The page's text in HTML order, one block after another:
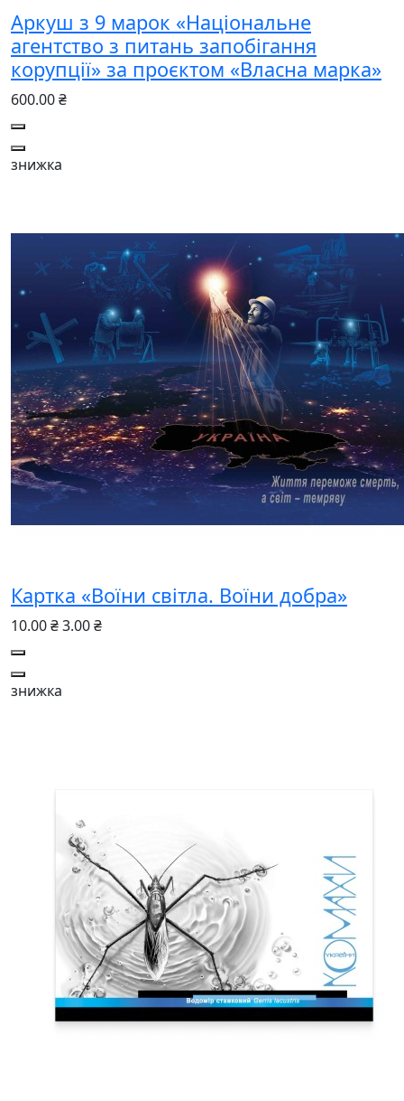
Аркуш з 9 марок «Національне
агентство з питань запобігання
корупції» за проєктом «Власна марка»
600.00 ₴
знижка
Картка «Воїни світла. Воїни добра»
10.00 ₴3.00 ₴
знижка